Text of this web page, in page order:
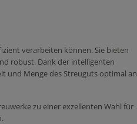
verarbeiten können. Sie bieten
robust. Dank der intelligenten
und Menge des Streuguts optimal an
zu einer exzellenten Wahl für